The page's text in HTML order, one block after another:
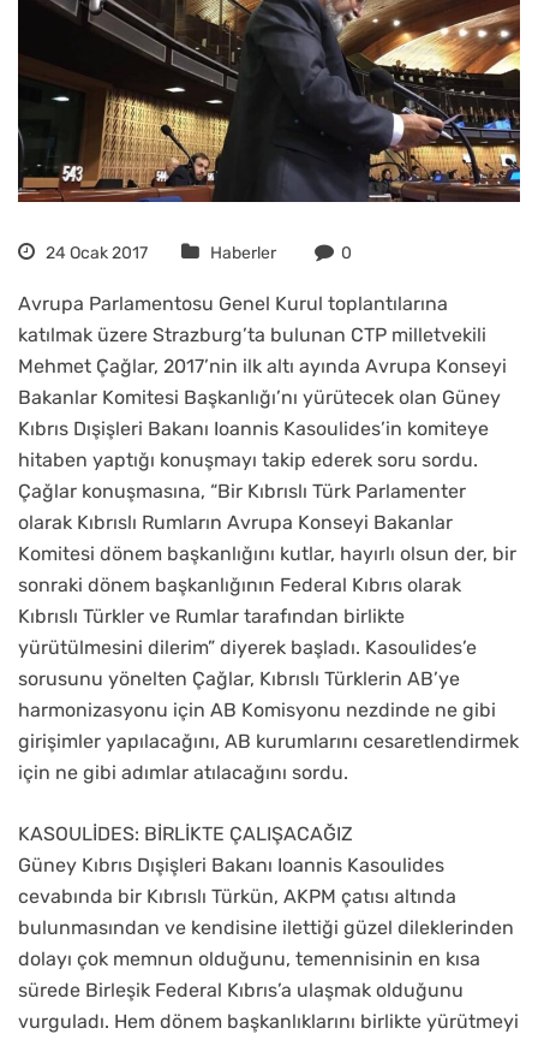
24 Ocak 2017 Haberler 0
Avrupa Parlamentosu Genel Kurul toplantılarına
katılmak üzere Strazburg’ta bulunan CTP milletvekili
Mehmet Çağlar, 2017’nin ilk altı ayında Avrupa Konseyi
Bakanlar Komitesi Başkanlığı’nı yürütecek olan Güney
Kıbrıs Dışişleri Bakanı Ioannis Kasoulides’in komiteye
hitaben yaptığı konuşmayı takip ederek soru sordu.
Çağlar konuşmasına, “Bir Kıbrıslı Türk Parlamenter
olarak Kıbrıslı Rumların Avrupa Konseyi Bakanlar
Komitesi dönem başkanlığını kutlar, hayırlı olsun der, bir
sonraki dönem başkanlığının Federal Kıbrıs olarak
Kıbrıslı Türkler ve Rumlar tarafından birlikte
yürütülmesini dilerim” diyerek başladı. Kasoulides’e
sorusunu yönelten Çağlar, Kıbrıslı Türklerin AB’ye
harmonizasyonu için AB Komisyonu nezdinde ne gibi
girişimler yapılacağını, AB kurumlarını cesaretlendirmek
için ne gibi adımlar atılacağını sordu.
KASOULİDES: BİRLİKTE ÇALIŞACAĞIZ
Güney Kıbrıs Dışişleri Bakanı Ioannis Kasoulides
cevabında bir Kıbrıslı Türkün, AKPM çatısı altında
bulunmasından ve kendisine ilettiği güzel dileklerinden
dolayı çok memnun olduğunu, temennisinin en kısa
sürede Birleşik Federal Kıbrıs’a ulaşmak olduğunu
vurguladı. Hem dönem başkanlıklarını birlikte yürütmeyi